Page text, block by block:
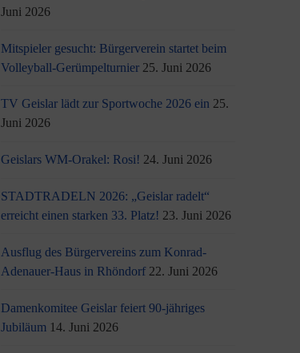
Juni 2026
Mitspieler gesucht: Bürgerverein startet beim
Volleyball-Gerümpelturnier 25. Juni 2026
TV Geislar lädt zur Sportwoche 2026 ein 25.
Juni 2026
Geislars WM-Orakel: Rosi! 24. Juni 2026
STADTRADELN 2026: „Geislar radelt“
erreicht einen starken 33. Platz! 23. Juni 2026
Ausflug des Bürgervereins zum Konrad-
Adenauer-Haus in Rhöndorf 22. Juni 2026
Damenkomitee Geislar feiert 90-jähriges
Jubiläum 14. Juni 2026